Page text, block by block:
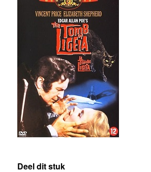
Deel dit stuk